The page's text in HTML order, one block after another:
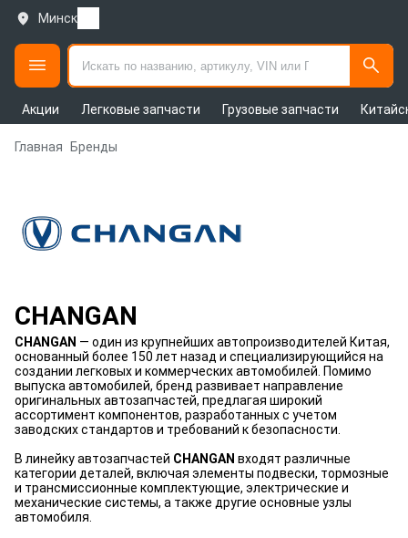
Минск
Акции Легковые запчасти Грузовые запчасти
Главная Бренды
CHANGAN
CHANGAN — один из крупнейших автопроизводителей Китая,
основанный более 150 лет назад и специализирующийся на
создании легковых и коммерческих автомобилей. Помимо
выпуска автомобилей, бренд развивает направление
оригинальных автозапчастей, предлагая широкий
ассортимент компонентов, разработанных с учетом
заводских стандартов и требований к безопасности.
В линейку автозапчастей CHANGAN входят различные
категории деталей, включая элементы подвески, тормозные
и трансмиссионные комплектующие, электрические и
механические системы, а также другие основные узлы
автомобиля.